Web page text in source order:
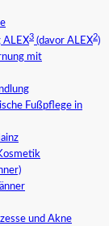
ALEX3 (davor ALEX2)
mit
Fußpflege in
und Akne